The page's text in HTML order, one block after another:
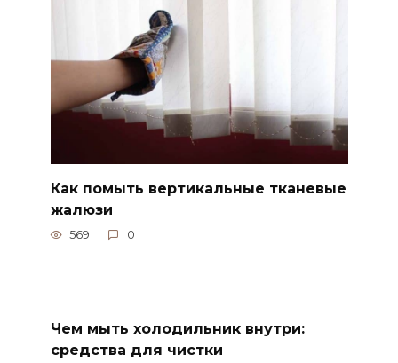
Как помыть вертикальные тканевые
жалюзи
569 0
Чем мыть холодильник внутри:
средства для чистки